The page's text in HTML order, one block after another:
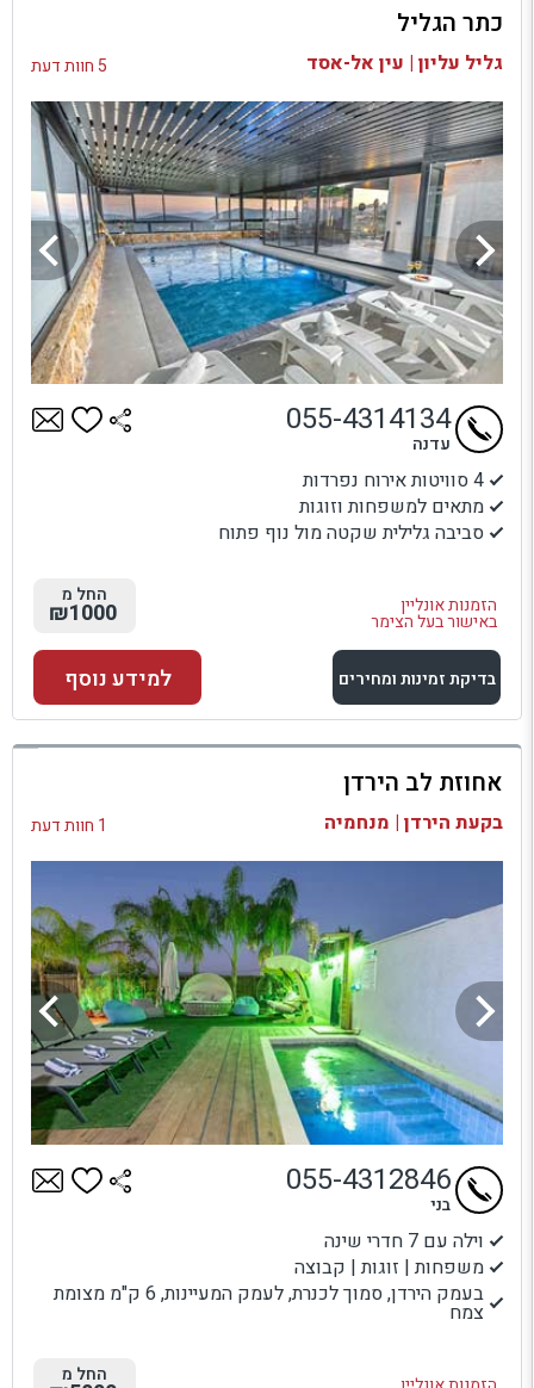
בדיקת זמינות ומחירים
כתר הגליל
גליל עליון | עין אל-אסד 5 חוות דעת
4 סוויטות אירוח נפרדות
מתאים למשפחות וזוגות
סביבה גלילית שקטה מול נוף פתוח
הזמנות אונליין
באישור בעל הצימר
055-4314134
עדנה
החל מ
₪1000
בדיקת זמינות ומחירים
למתחם זה
בדיקת זמינות ומחירים
למידע נוסף
אחוזת לב הירדן
בקעת הירדן | מנחמיה 1 חוות דעת
וילה עם 7 חדרי שינה
משפחות | זוגות | קבוצה
בעמק הירדן, סמוך לכנרת, לעמק המעיינות, 6 ק"מ מצומת
צמח
055-4312846
בני
החל מ